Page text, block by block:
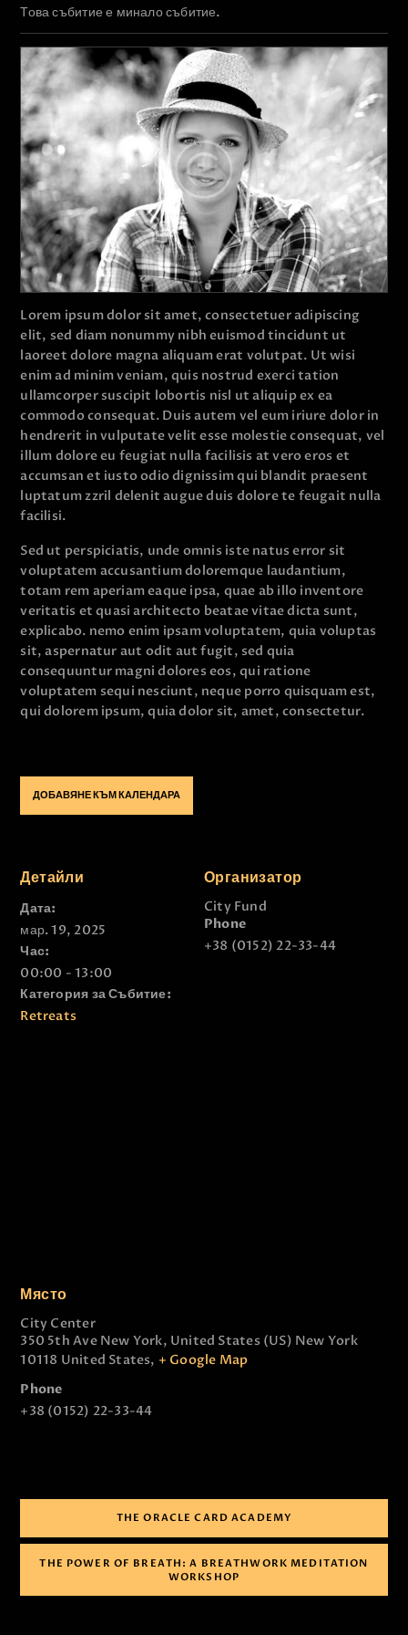
Това събитие е минало събитие.
Lorem ipsum dolor sit amet, consectetuer adipiscing
elit, sed diam nonummy nibh euismod tincidunt ut
laoreet dolore magna aliquam erat volutpat. Ut wisi
enim ad minim veniam, quis nostrud exerci tation
ullamcorper suscipit lobortis nisl ut aliquip ex ea
commodo consequat. Duis autem vel eum iriure dolor in
hendrerit in vulputate velit esse molestie consequat, vel
illum dolore eu feugiat nulla facilisis at vero eros et
accumsan et iusto odio dignissim qui blandit praesent
luptatum zzril delenit augue duis dolore te feugait nulla
facilisi.
Sed ut perspiciatis, unde omnis iste natus error sit
voluptatem accusantium doloremque laudantium,
totam rem aperiam eaque ipsa, quae ab illo inventore
veritatis et quasi architecto beatae vitae dicta sunt,
explicabo. nemo enim ipsam voluptatem, quia voluptas
sit, aspernatur aut odit aut fugit, sed quia
consequuntur magni dolores eos, qui ratione
voluptatem sequi nesciunt, neque porro quisquam est,
qui dolorem ipsum, quia dolor sit, amet, consectetur.
ДОБАВЯНЕ КЪМ КАЛЕНДАРА
Детайли
Дата:
мар. 19, 2025
Час:
00:00 - 13:00
Категория за Събитие:
Retreats
Организатор
City Fund
Phone
+38 (0152) 22-33-44
Място
City Center
350 5th Ave New York, United States (US) New York
10118 United States, + Google Map
Phone
+38 (0152) 22-33-44
THE ORACLE CARD ACADEMY
THE POWER OF BREATH: A BREATHWORK MEDITATION
WORKSHOP